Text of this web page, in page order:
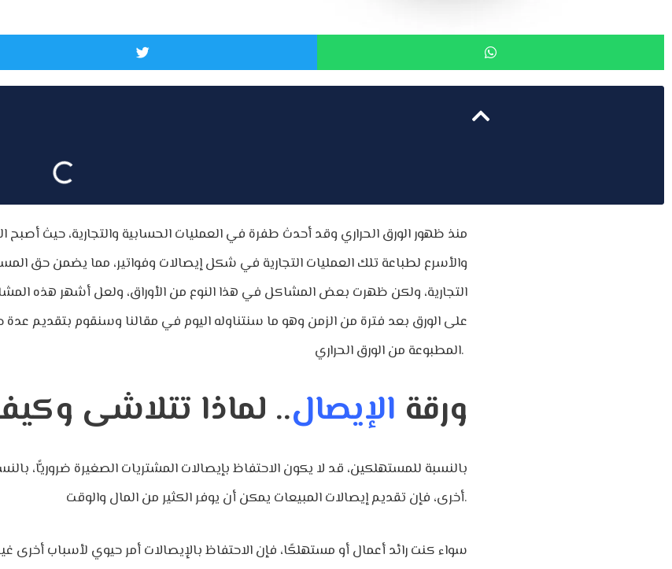
منذ ظهور الورق الحراري وقد أحدث طفرة في العمليات الحسابية والتجارية، حيث أصبح
والأسرع لطباعة تلك العمليات التجارية في شكل إيصالات وفواتير، مما يضمن حق
التجارية، ولكن ظهرت بعض المشاكل في هذا النوع من الأوراق، ولعل أشهر هذه
على الورق بعد فترة من الزمن وهو ما سنتناوله اليوم في مقالنا وسنقوم بتقديم
المطبوعة من الورق الحراري.
ورقة الإيصال.. لماذا تتلاشى
بالنسبة للمستهلكين، قد لا يكون الاحتفاظ بإيصالات المشتريات الصغيرة ضروريًّا،
أخرى، فإن تقديم إيصالات المبيعات يمكن أن يوفر الكثير من المال والوقت.
سواء كنت رائد أعمال أو مستهلكًا، فإن الاحتفاظ بالإيصالات أمر حيوي لأسباب أخرى